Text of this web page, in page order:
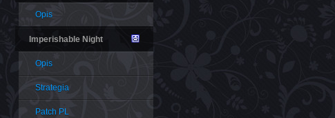
Opis
Imperishable Night
Opis
Strategia
Patch PL